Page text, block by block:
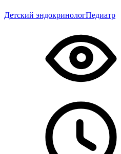
Детский эндокринологПедиатр